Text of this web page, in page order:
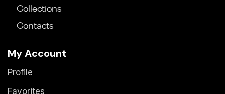
Collections
Contacts
My Account
Profile
Favorites